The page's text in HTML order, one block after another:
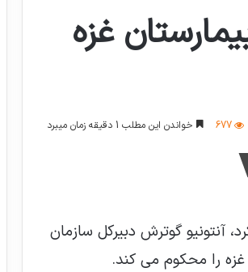
غزه
677 خواندن این مطلب 1 دقیقه زمان میبرد
آنتونیو گوترش دبیرکل سازمان